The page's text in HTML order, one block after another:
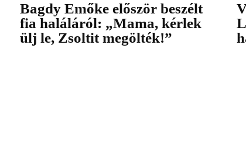
Bagdy Emőke először beszélt
fia haláláról: „Mama, kérlek
ülj le, Zsoltit megölték!”